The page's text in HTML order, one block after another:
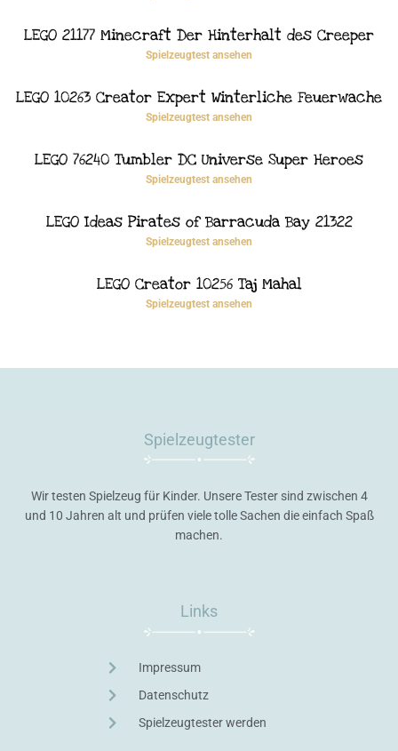
LEGO 21177 Minecraft Der Hinterhalt des Creeper
Spielzeugtest ansehen
LEGO 10263 Creator Expert Winterliche Feuerwache
Spielzeugtest ansehen
LEGO 76240 Tumbler DC Universe Super Heroes
Spielzeugtest ansehen
LEGO Ideas Pirates of Barracuda Bay 21322
Spielzeugtest ansehen
LEGO Creator 10256 Taj Mahal
Spielzeugtest ansehen
Spielzeugtester
Wir testen Spielzeug für Kinder. Unsere Tester sind zwischen 4
und 10 Jahren alt und prüfen viele tolle Sachen die einfach Spaß
machen.
Links
Impressum
Datenschutz
Spielzeugtester werden